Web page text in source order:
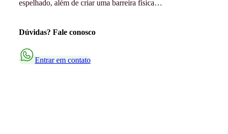
espelhado, além de criar uma barreira física…
Dúvidas? Fale conosco
Entrar em contato